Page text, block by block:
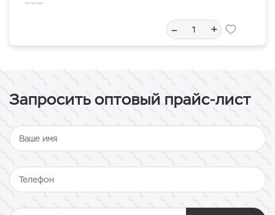
– +
Запросить оптовый прайс-лист